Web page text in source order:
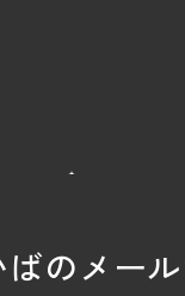
ばのメー